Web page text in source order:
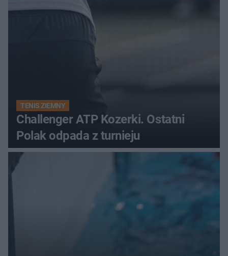
TENIS ZIEMNY
Challenger ATP Kozerki. Ostatni
Polak odpada z turnieju